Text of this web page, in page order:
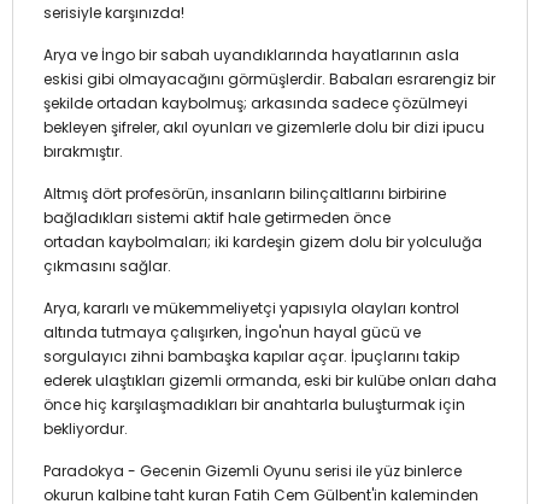
serisiyle karşınızda!
Arya ve İngo bir sabah uyandıklarında hayatlarının asla
eskisi gibi olmayacağını görmüşlerdir. Babaları esrarengiz bir
şekilde ortadan kaybolmuş; arkasında sadece çözülmeyi
bekleyen şifreler, akıl oyunları ve gizemlerle dolu bir dizi ipucu
bırakmıştır.
Altmış dört profesörün, insanların bilinçaltlarını birbirine
bağladıkları sistemi aktif hale getirmeden önce
ortadan kaybolmaları; iki kardeşin gizem dolu bir yolculuğa
çıkmasını sağlar.
Arya, kararlı ve mükemmeliyetçi yapısıyla olayları kontrol
altında tutmaya çalışırken, İngo'nun hayal gücü ve
sorgulayıcı zihni bambaşka kapılar açar. İpuçlarını takip
ederek ulaştıkları gizemli ormanda, eski bir kulübe onları daha
önce hiç karşılaşmadıkları bir anahtarla buluşturmak için
bekliyordur.
Paradokya - Gecenin Gizemli Oyunu serisi ile yüz binlerce
okurun kalbine taht kuran Fatih Cem Gülbent'in kaleminden